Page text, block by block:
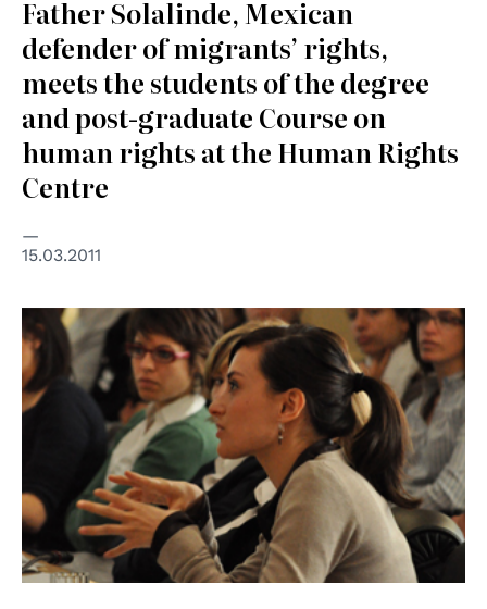
Father Solalinde, Mexican
defender of migrants’ rights,
meets the students of the degree
and post-graduate Course on
human rights at the Human Rights
Centre
15.03.2011
© Centro Diritti Umani - Università di Padova